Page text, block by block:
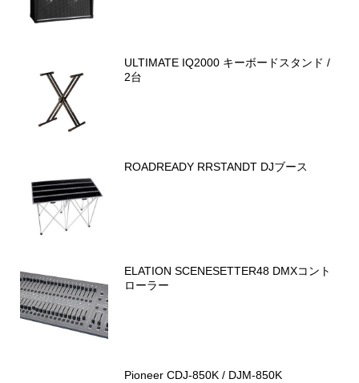
ULTIMATE IQ2000 キーボードスタンド /
2台
ROADREADY RRSTANDT DJブース
ELATION SCENESETTER48 DMXコント
ローラー
Pioneer CDJ-850K / DJM-850K